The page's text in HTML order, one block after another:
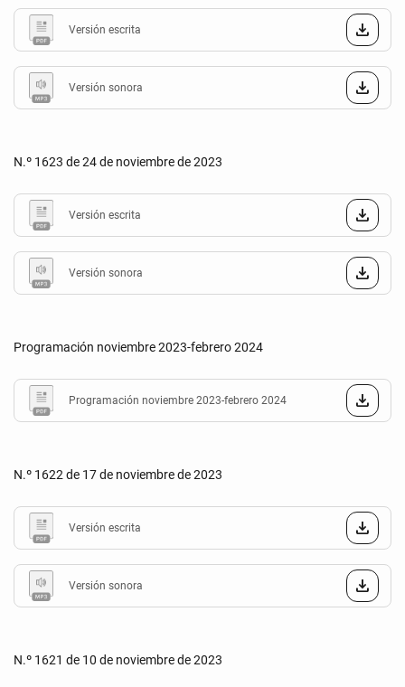
Versión escrita
Versión sonora
N.º 1623 de 24 de noviembre de 2023
Versión escrita
Versión sonora
Programación noviembre 2023-febrero 2024
Programación noviembre 2023-febrero 2024
N.º 1622 de 17 de noviembre de 2023
Versión escrita
Versión sonora
N.º 1621 de 10 de noviembre de 2023